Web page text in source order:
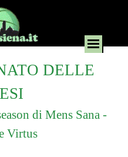
DELLE
di Mens Sana -
Virtus